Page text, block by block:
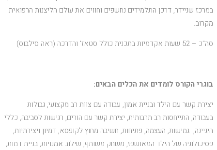
במרכז שניידר, דרכן התלמידים נחשפים וחווים את עולם הליצנות הרפואית
מקרוב.
סה"כ – 52 שעות אקדמיות בתכנית כולל סטאז' והדרכה (ראה סילבוס)
בוגרי הקורס לומדים את הכלים הבאים:
יצירת קשר עם הילד ובניית אמון, עבודה עם צוות רב מקצועי, גבולות
בעבודה, התייחסות רב תרבותית, יצירת קשר עם הורים, רגישות לסביבה, כללי
היגיינה, גמישות, העצמה, פתיחות, חשיבה מחוץ לקופסא, דמיון ויצירתיות,
פסיכולוגיה של הילד המאושפז, משחק משותף, שילוב אמנויות, בניית דמות,